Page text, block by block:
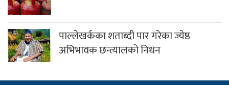
पाल्लेखर्कका शताब्दी पार गरेका ज्येष्ठ
अभिभावक छन्त्यालको निधन